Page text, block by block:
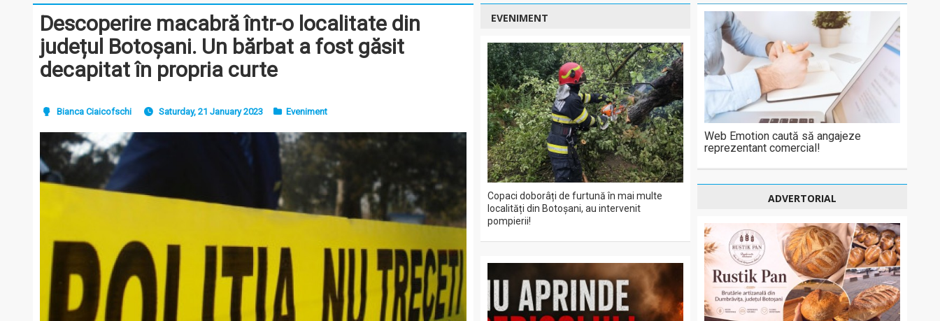
Descoperire macabră într-o localitate din
județul Botoșani. Un bărbat a fost găsit
decapitat în propria curte
Bianca Ciaicofschi Saturday, 21 January 2023 Eveniment
EVENIMENT
Copaci doborâți de furtună în mai multe
localități din Botoșani, au intervenit
pompierii!
Web Emotion caută să angajeze
reprezentant comercial!
ADVERTORIAL